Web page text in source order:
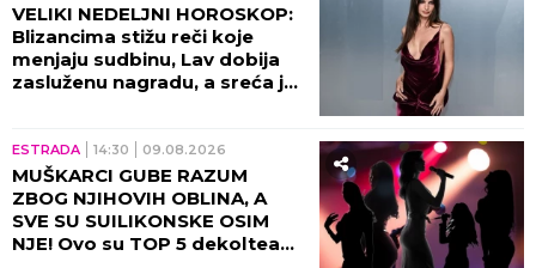
VELIKI NEDELJNI HOROSKOP:
Blizancima stižu reči koje
menjaju sudbinu, Lav dobija
zasluženu nagradu, a sreća je
ESTRADA 14:30 09.08.2026
MUŠKARCI GUBE RAZUM
ZBOG NJIHOVIH OBLINA, A
SVE SU SUILIKONSKE OSIM
NJE! Ovo su TOP 5 dekoltea